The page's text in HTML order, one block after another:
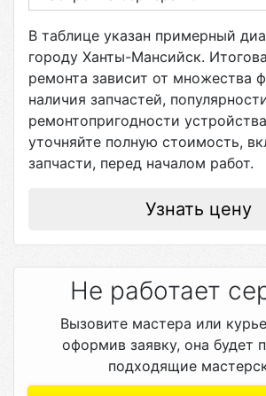
В таблице указан примерный
городу Ханты-Мансийск.
ремонта зависит от множества
наличия запчастей,
ремонтопригодности
уточняйте полную стоимость,
запчасти, перед началом работ.
Узнать цену
Не работает
Вызовите мастера или
оформив заявку, она будет
подходящие